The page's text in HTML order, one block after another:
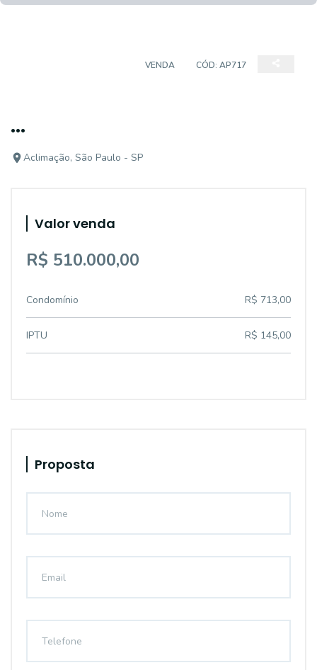
VENDA CÓD: AP717
...
Aclimação, São Paulo - SP
Valor venda
R$ 510.000,00
Condomínio R$ 713,00
IPTU R$ 145,00
Proposta